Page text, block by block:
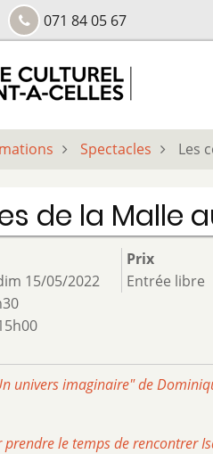
071 84 05 67
Spectacles Les
de la Malle
15/05/2022
Prix
Entrée libre
univers imaginaire" de
le temps de rencontrer